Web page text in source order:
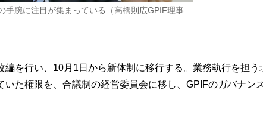
手腕に注目が集まっている（高橋則広GPIF理事
を行い、10月1日から新体制に移行する。業務執行を担う
た権限を、合議制の経営委員会に移し、GPIFのガバナン